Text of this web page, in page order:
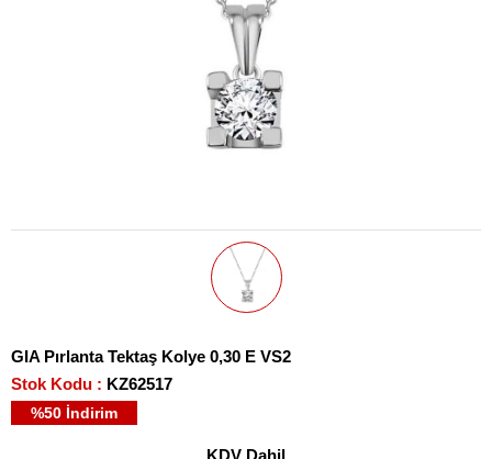
GIA Pırlanta Tektaş Kolye 0,30 E VS2
Stok Kodu
KZ62517
%50 İndirim
KDV Dahil